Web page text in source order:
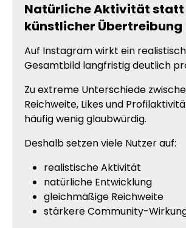
Natürliche Aktivität statt
künstlicher Übertreibung
Auf Instagram wirkt ein
Gesamtbild langfristig deutlich
Zu extreme Unterschiede
Reichweite, Likes und
häufig wenig glaubwürdig.
Deshalb setzen viele Nutzer auf:
realistische Aktivität
natürliche Entwicklung
gleichmäßige Reichweite
stärkere Community-